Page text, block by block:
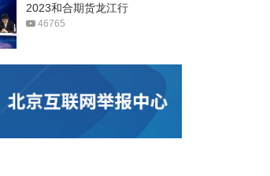
2023和合期货龙江行
46765